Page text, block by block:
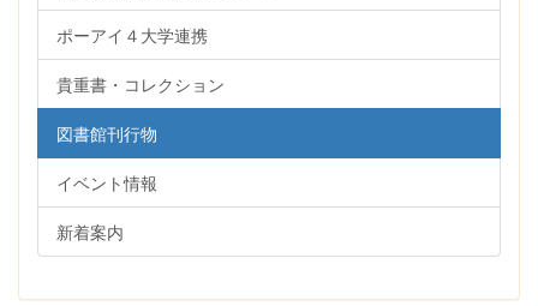
ポーアイ４大学連携
貴重書・コレクション
図書館刊行物
イベント情報
新着案内